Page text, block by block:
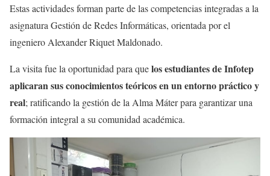
Estas actividades forman parte de las competencias integradas a la
asignatura Gestión de Redes Informáticas, orientada por el
ingeniero Alexander Riquet Maldonado.
La visita fue la oportunidad para quelos estudiantes de Infotep
aplicaran sus conocimientos teóricos en un entorno práctico y
real; ratificando la gestión de la Alma Máter para garantizar una
formación integral a su comunidad académica.